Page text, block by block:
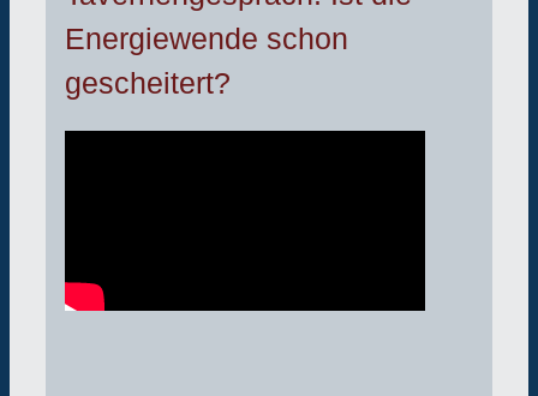
Energiewende schon
gescheitert?